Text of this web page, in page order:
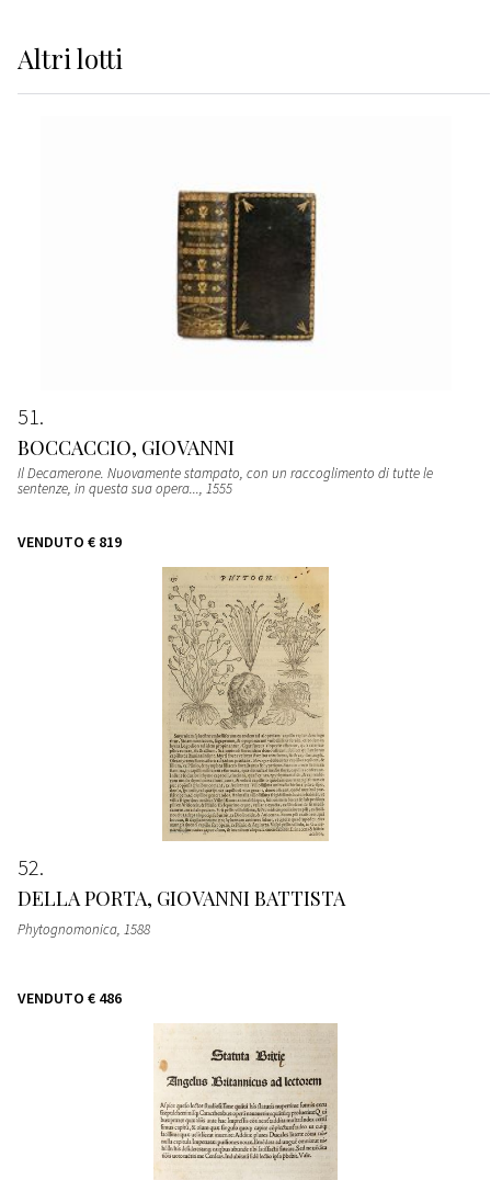
Altrilotti
51
BOCCACCIO, GIOVANNI
Il Decamerone. Nuovamente stampato, con un raccoglimento di tutte le
sentenze, in questa sua opera..., 1555
VENDUTO € 819
52
DELLA PORTA, GIOVANNI BATTISTA
Phytognomonica, 1588
VENDUTO € 486